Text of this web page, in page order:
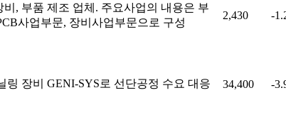
비, 부품 제조 업체. 주요사업의 내용은 부
사업부문, 장비사업부문으로 구성
2,430 -
링 장비 GENI-SYS로 선단공정 수요 대응
34,400 -